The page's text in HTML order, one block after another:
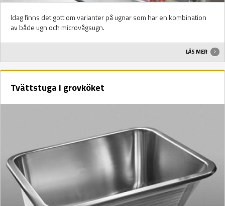
Idag finns det gott om varianter på ugnar som har en kombination
av både ugn och microvågsugn.
LÄS MER
Tvättstuga i grovköket